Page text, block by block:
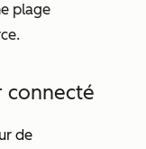
plage
connecté
de